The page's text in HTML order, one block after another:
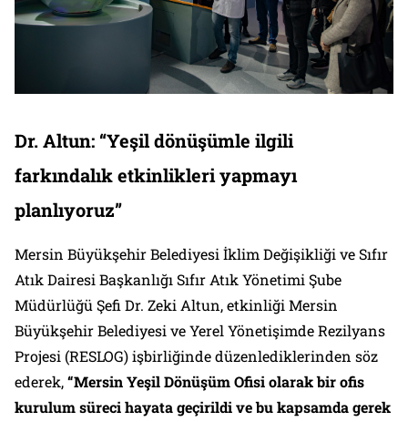
Dr. Altun: “Yeşil dönüşümle ilgili
farkındalık etkinlikleri yapmayı
planlıyoruz”
Mersin Büyükşehir Belediyesi İklim Değişikliği ve Sıfır
Atık Dairesi Başkanlığı Sıfır Atık Yönetimi Şube
Müdürlüğü Şefi Dr. Zeki Altun, etkinliği Mersin
Büyükşehir Belediyesi ve Yerel Yönetişimde Rezilyans
Projesi (RESLOG) işbirliğinde düzenlediklerinden söz
ederek,“Mersin Yeşil Dönüşüm Ofisi olarak bir ofis
kurulum süreci hayata geçirildi ve bu kapsamda gerek